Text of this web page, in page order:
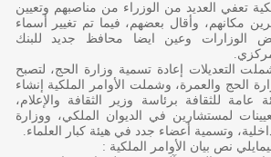
تعفي العديد من الوزراء من مناصبهم وتعيين
مكانهم، وأقال بعضهم، فيما تم تغيير أسماء
الوزارات وعين ايضا محافظ جديد للبنك
التعديلات إعادة تسمية وزارة الحج، لتصبح
الحج والعمرة، وشملت الأوامر الملكية إنشاء
عامة للثقافة برئاسة وزير الثقافة والإعلام،
لمستشارين في الديوان الملكي، ووزارة
وتسمية أعضاء جدد في هيئة كبار العلماء.
نص بيان الأوامر الملكية :